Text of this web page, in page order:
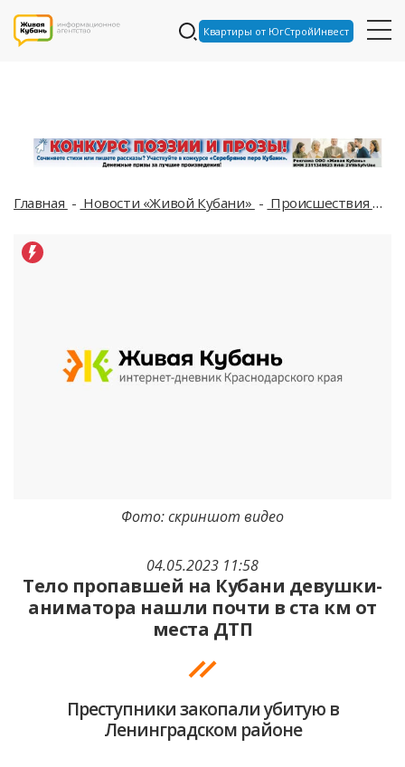
Квартиры от ЮгСтройИнвест
Главная Новости «Живой Кубани» Происшествия
04.05.2023 11:58
Тело пропавшей на Кубани девушки-
аниматора нашли почти в ста км от
места ДТП
Преступники закопали убитую в
Ленинградском районе
Фото: скриншот видео